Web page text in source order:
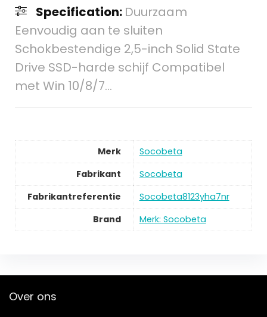
Specification: Duurzaam
Eenvoudig aan te sluiten
Schokbestendige 2,5-inch Solid State
Drive SSD-harde schijf Compatibel
met Win 10/8/7…
Merk
Socobeta
Fabrikant
Socobeta
Fabrikantreferentie
Socobeta8123yha7nr
Brand
Merk: Socobeta
Over ons